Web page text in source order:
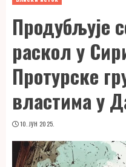
Продубљује
раскол у
Протурске
властима у
10. ЈУН 2025.